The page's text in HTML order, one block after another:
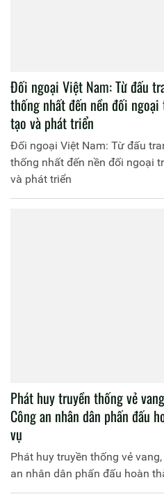
Đối ngoại Việt Nam: Từ đấu
thống nhất đến nền đối
tạo và phát triển
Đối ngoại Việt Nam: Từ đấu
thống nhất đến nền đối ngoại
và phát triển
Phát huy truyền thống vẻ
Công an nhân dân phấn đấu
vụ
Phát huy truyền thống vẻ
an nhân dân phấn đấu hoàn